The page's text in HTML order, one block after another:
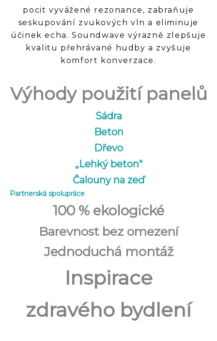
pocit vyvážené rezonance, zabraňuje
seskupování zvukových vln a eliminuje
účinek echa.Soundwave výrazně zlepšuje
kvalitu přehrávané hudby a zvyšuje
komfort konverzace.
Výhody použití panelů
Sádra
Beton
Dřevo
„Lehký beton“
Čalouny na zeď
Partnerská spolupráce
100 % ekologické
Barevnost bez omezení
Jednoduchá montáž
Inspirace
zdravého bydlení